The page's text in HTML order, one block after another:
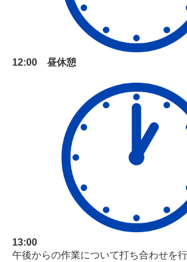
12:00 昼休憩
13:00
午後からの作業について打ち合わせを